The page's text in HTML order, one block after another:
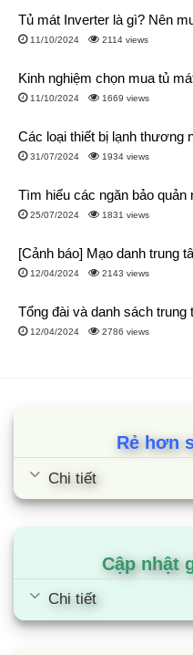
Tủ mát Inverter là gì? Nên
11/10/2024 2114 views
Kinh nghiệm chọn mua tủ
11/10/2024 1669 views
Các loại thiết bị lạnh thương
31/07/2024 1934 views
Tìm hiểu các ngăn bảo quản
25/07/2024 1831 views
[Cảnh báo] Mạo danh trung
12/04/2024 2143 views
Tổng đài và danh sách trung
12/04/2024 2786 views
Rẻ hơn
Chi tiết
Cập nhật
Chi tiết